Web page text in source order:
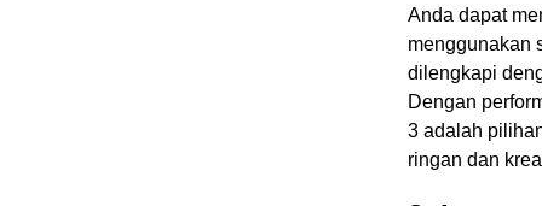
Anda dapat
menggunakan
dilengkapi
Dengan
3 adalah
ringan dan